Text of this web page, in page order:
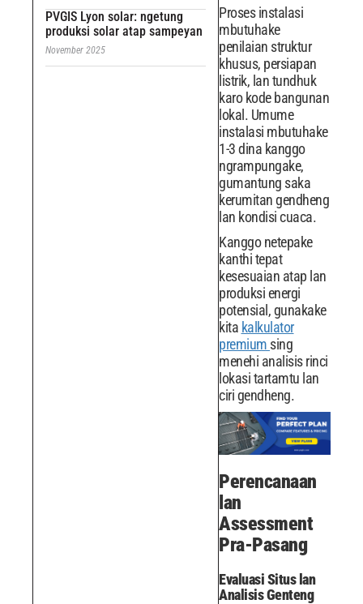
PVGIS Lyon solar: ngetung
produksi solar atap sampeyan
November 2025
Proses instalasi
mbutuhake
penilaian struktur
khusus, persiapan
listrik, lan tundhuk
karo kode bangunan
lokal. Umume
instalasi mbutuhake
1-3 dina kanggo
ngrampungake,
gumantung saka
kerumitan gendheng
lan kondisi cuaca.
Kanggo netepake
kanthi tepat
kesesuaian atap lan
produksi energi
potensial, gunakake
kita kalkulator
premium sing
menehi analisis rinci
lokasi tartamtu lan
ciri gendheng.
Perencanaan
lan
Assessment
Pra-Pasang
Evaluasi Situs lan
Analisis Genteng